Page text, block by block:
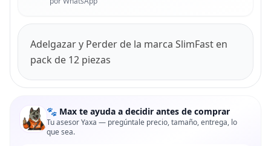
Adelgazar y Perder de la marca SlimFast en
pack de 12 piezas
🐾 Max te ayuda a decidir antes de comprar
Tu asesor Yaxa — pregúntale precio, tamaño, entrega, lo
que sea.